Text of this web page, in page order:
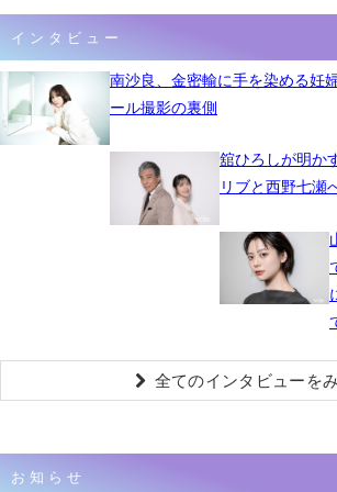
インタビュー
南沙良、金密輸に手を染める
ール撮影の裏側
舘ひろしが明か
リブと西野七瀬
全てのインタビューを
お知らせ